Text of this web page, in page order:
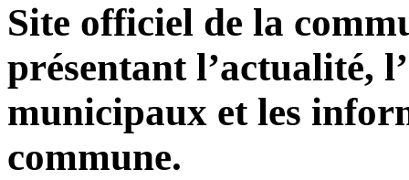
Site officiel de la
présentant l’actualité,
municipaux et les
commune.